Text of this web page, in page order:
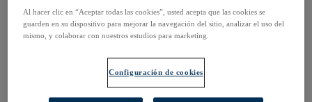
Acceder a EBSCOhost
Explorar productos
Tecnología y descubrimiento
BiblioGraph
Al hacer clic en “Aceptar todas las cookies”, usted acepta que las cookies se
guarden en su dispositivo para mejorar la navegación del sitio, analizar el uso del
mismo, y colaborar con nuestros estudios para marketing.
Configuración de cookies